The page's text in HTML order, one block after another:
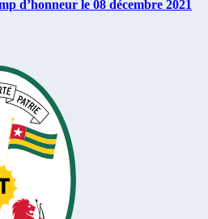
d’honneur le 08 décembre 2021